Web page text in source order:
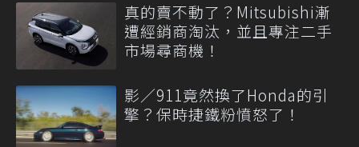
真的賣不動了？Mitsubishi漸
遭經銷商淘汰，並且專注二手
市場尋商機！
影／911竟然換了Honda的引
擎？保時捷鐵粉憤怒了！